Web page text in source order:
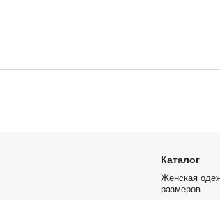
Каталог
Женская
размеров